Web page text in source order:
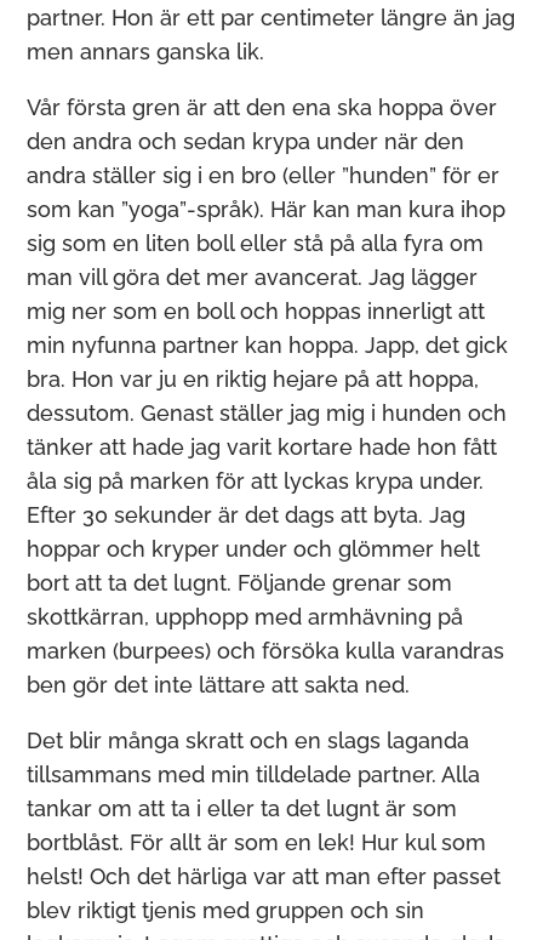
partner. Hon är ett par centimeter längre än jag
men annars ganska lik.
Vår första gren är att den ena ska hoppa över
den andra och sedan krypa under när den
andra ställer sig i en bro (eller ”hunden” för er
som kan ”yoga”-språk). Här kan man kura ihop
sig som en liten boll eller stå på alla fyra om
man vill göra det mer avancerat. Jag lägger
mig ner som en boll och hoppas innerligt att
min nyfunna partner kan hoppa. Japp, det gick
bra. Hon var ju en riktig hejare på att hoppa,
dessutom. Genast ställer jag mig i hunden och
tänker att hade jag varit kortare hade hon fått
åla sig på marken för att lyckas krypa under.
Efter 30 sekunder är det dags att byta. Jag
hoppar och kryper under och glömmer helt
bort att ta det lugnt. Följande grenar som
skottkärran, upphopp med armhävning på
marken (burpees) och försöka kulla varandras
ben gör det inte lättare att sakta ned.
Det blir många skratt och en slags laganda
tillsammans med min tilldelade partner. Alla
tankar om att ta i eller ta det lugnt är som
bortblåst. För allt är som en lek! Hur kul som
helst! Och det härliga var att man efter passet
blev riktigt tjenis med gruppen och sin